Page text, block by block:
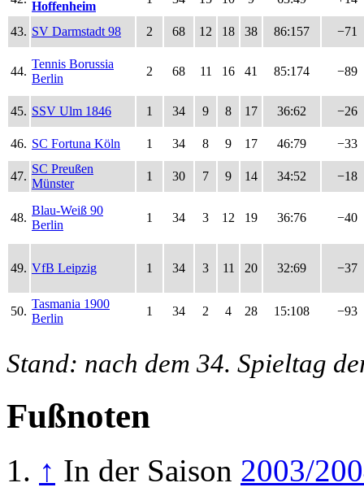
Hoffenheim
43. SV Darmstadt 98 2 68 12 18 38 86:157 −71
44.
Tennis Borussia
Berlin
2 68 11 16 41 85:174 −89
45. SSV Ulm 1846 1 34 9 8 17 36:62 −26
46. SC Fortuna Köln 1 34 8 9 17 46:79 −33
47.
SC Preußen
Münster
1 30 7 9 14 34:52 −18
48.
Blau-Weiß 90
Berlin
1 34 3 12 19 36:76 −40
49. VfB Leipzig 1 34 3 11 20 32:69 −37
50.
Tasmania 1900
Berlin
1 34 2 4 28 15:108 −93
Stand: nach dem 34. Spieltag
Fußnoten
↑ In der Saison 2003/